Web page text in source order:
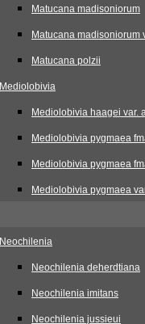
Matucana madisoniorum
Matucana madisoniorum
Matucana polzii
Mediolobivia
Mediolobivia haagei var.
Mediolobivia pygmaea
Mediolobivia pygmaea
Mediolobivia pygmaea
Neochilenia
Neochilenia deherdtiana
Neochilenia imitans
Neochilenia jussieui